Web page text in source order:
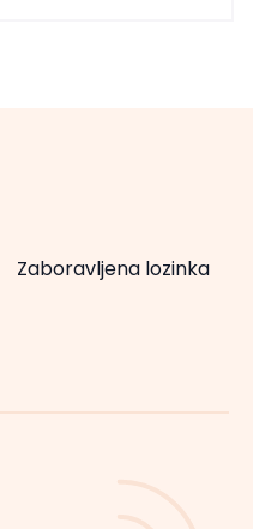
Zaboravljena lozinka